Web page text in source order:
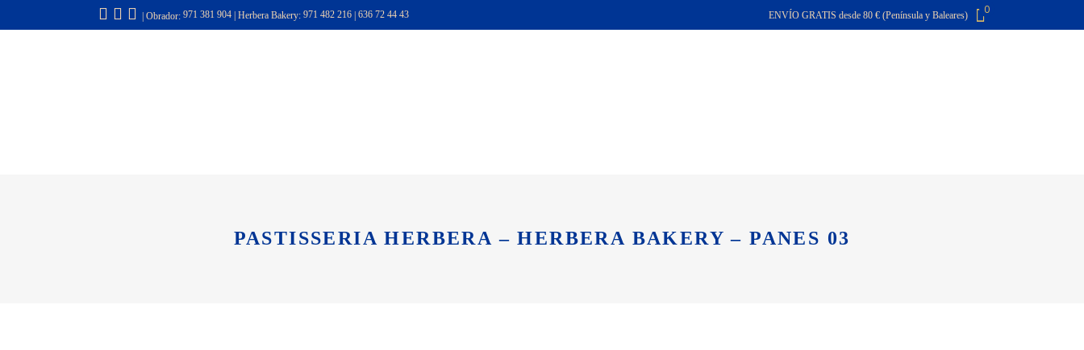
| Obrador: 971 381 904 | Herbera Bakery: 971 482 216 | 636 72 44 43 ENVÍO GRATIS desde 80 € (Península y Baleares) 0
PASTISSERIA HERBERA – HERBERA BAKERY – PANES 03